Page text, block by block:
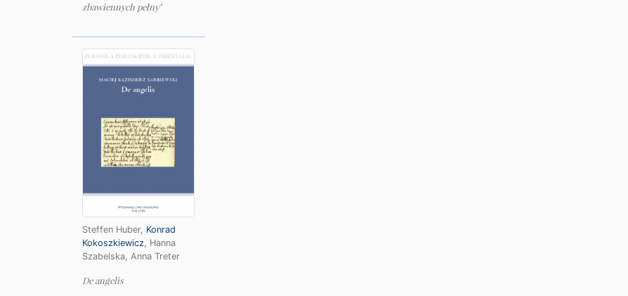
zbawiennych pełny"
Steffen Huber, Konrad
Kokoszkiewicz, Hanna
Szabelska, Anna Treter
De angelis